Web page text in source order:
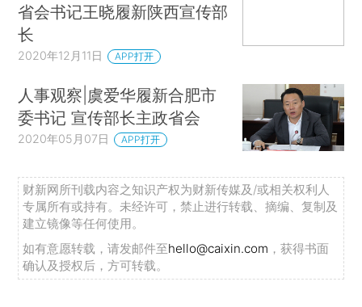
省会书记王晓履新陕西宣传部
长
2020年12月11日 APP打开
人事观察|虞爱华履新合肥市
委书记 宣传部长主政省会
2020年05月07日 APP打开
财新网所刊载内容之知识产权为财新传媒及/或相关权利人
专属所有或持有。未经许可，禁止进行转载、摘编、复制及
建立镜像等任何使用。
如有意愿转载，请发邮件至hello@caixin.com ，获得书面
确认及授权后，方可转载。